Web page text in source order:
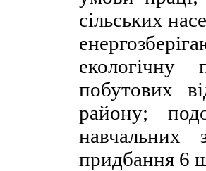
сільських
екологічну
побутових
району;
навчальних
придбання 6